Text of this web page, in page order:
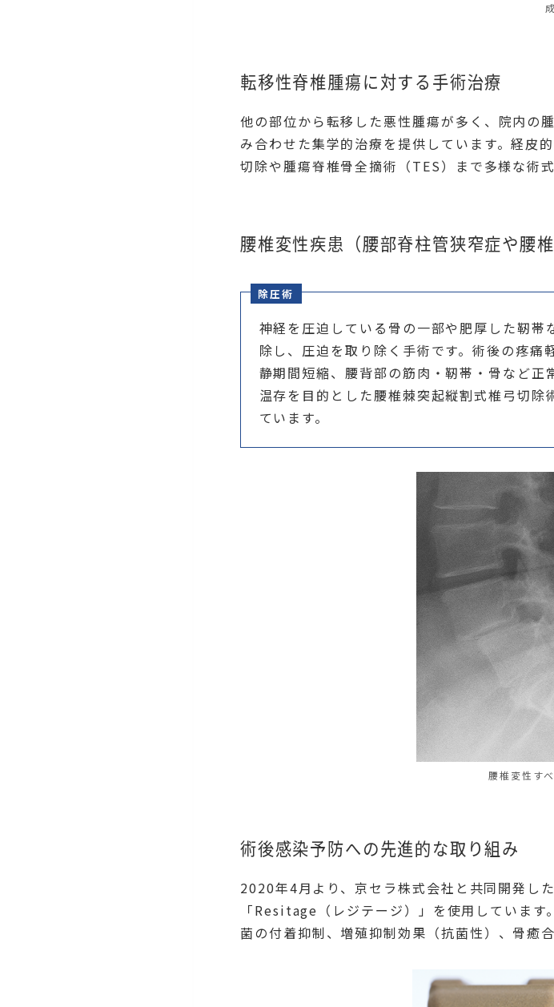
転移性脊椎腫瘍に対する手術治療
他の部位から転移した悪性腫瘍が多く、院内の
み合わせた集学的治療を提供しています。経皮
切除や腫瘍脊椎骨全摘術（TES）まで多様な術
腰椎変性疾患（腰部脊柱管狭窄症や腰
除圧術
神経を圧迫している骨の一部や肥厚した靭帯
除し、圧迫を取り除く手術です。術後の疼痛
静期間短縮、腰背部の筋肉・靭帯・骨など正
温存を目的とした腰椎棘突起縦割式椎弓切除
ています。
腰椎変性す
術後感染予防への先進的な取り組み
2020年4月より、京セラ株式会社と共同開発し
「Resitage（レジテージ）」を使用していま
菌の付着抑制、増殖抑制効果（抗菌性）、骨癒